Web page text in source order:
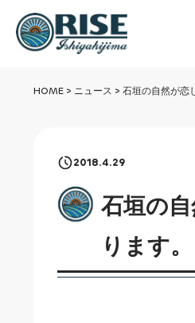
HOME > ニュース > 石垣の自然が恋
2018.4.29
石垣の
ります。